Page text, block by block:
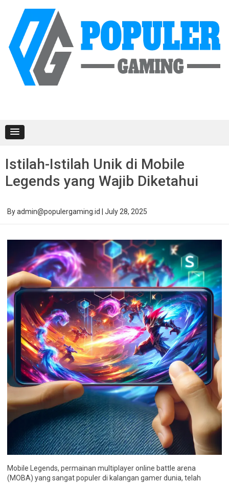
content
Istilah-Istilah Unik di Mobile
Legends yang Wajib Diketahui
Byadmin@populergaming.id July 28, 2025
Mobile Legends, permainan multiplayer online battle arena
(MOBA) yang sangat populer di kalangan gamer dunia, telah